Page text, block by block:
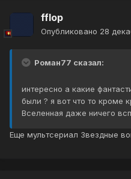
fflop
Опубликовано 28
Роман77 сказал:
интересно а какие
были ? я вот что то кроме
Вселенная даже ничего
Еще мультсериал Звездные